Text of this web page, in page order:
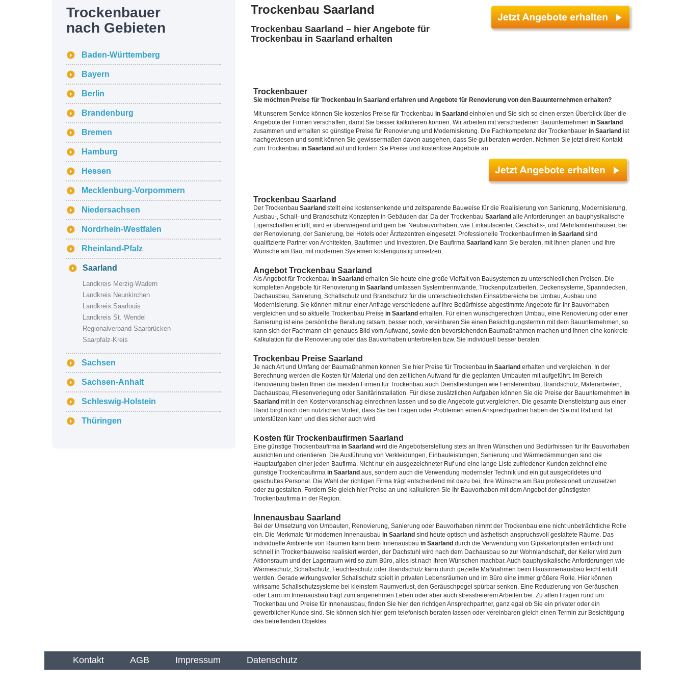
Trockenbauer
nach Gebieten
Baden-Württemberg
Bayern
Berlin
Brandenburg
Bremen
Hamburg
Hessen
Mecklenburg-Vorpommern
Niedersachsen
Nordrhein-Westfalen
Rheinland-Pfalz
Saarland
Landkreis Merzig-Wadern
Landkreis Neunkirchen
Landkreis Saarlouis
Landkreis St. Wendel
Regionalverband Saarbrücken
Saarpfalz-Kreis
Sachsen
Sachsen-Anhalt
Schleswig-Holstein
Thüringen
Trockenbau Saarland
Trockenbau Saarland – hier Angebote für
Trockenbau in Saarland erhalten
Trockenbauer
Sie möchten Preise für Trockenbau in Saarland erfahren und Angebote für Renovierung von den Bauunternehmen erhalten?
Mit unserem Service können Sie kostenlos Preise für Trockenbau in Saarland einholen und Sie sich so einen ersten Überblick über die
Angebote der Firmen verschaffen, damit Sie besser kalkulieren können. Wir arbeiten mit verschiedenen Bauunternehmen in Saarland
zusammen und erhalten so günstige Preise für Renovierung und Modernisierung. Die Fachkompetenz der Trockenbauer in Saarland ist
nachgewiesen und somit können Sie gewissermaßen davon ausgehen, dass Sie gut beraten werden. Nehmen Sie jetzt direkt Kontakt
zum Trockenbau in Saarland auf und fordern Sie Preise und kostenlose Angebote an.
Trockenbau Saarland
Der Trockenbau Saarland stellt eine kostensenkende und zeitsparende Bauweise für die Realisierung von Sanierung, Modernisierung,
Ausbau-, Schall- und Brandschutz Konzepten in Gebäuden dar. Da der Trockenbau Saarland alle Anforderungen an bauphysikalische
Eigenschaften erfüllt, wird er überwiegend und gern bei Neubauvorhaben, wie Einkaufscenter, Geschäfts-, und Mehrfamilienhäuser, bei
der Renovierung, der Sanierung, bei Hotels oder Ärztezentren eingesetzt. Professionelle Trockenbaufirmen in Saarland sind
qualifizierte Partner von Architekten, Baufirmen und Investoren. Die Baufirma Saarland kann Sie beraten, mit Ihnen planen und Ihre
Wünsche am Bau, mit modernen Systemen kostengünstig umsetzen.
Angebot Trockenbau Saarland
Als Angebot für Trockenbau in Saarland erhalten Sie heute eine große Vielfalt von Bausystemen zu unterschiedlichen Preisen. Die
kompletten Angebote für Renovierung in Saarland umfassen Systemtrennwände, Trockenputzarbeiten, Deckensysteme, Spanndecken,
Dachausbau, Sanierung, Schallschutz und Brandschutz für die unterschiedlichsten Einsatzbereiche bei Umbau, Ausbau und
Modernisierung. Sie können mit nur einer Anfrage verschiedene auf Ihre Bedürfnisse abgestimmte Angebote für Ihr Bauvorhaben
vergleichen und so aktuelle Trockenbau Preise in Saarland erhalten. Für einen wunschgerechten Umbau, eine Renovierung oder einer
Sanierung ist eine persönliche Beratung ratsam, besser noch, vereinbaren Sie einen Besichtigungstermin mit dem Bauunternehmen, so
kann sich der Fachmann ein genaues Bild vom Aufwand, sowie den bevorstehenden Baumaßnahmen machen und Ihnen eine konkrete
Kalkulation für die Renovierung oder das Bauvorhaben unterbreiten bzw. Sie individuell besser beraten.
Trockenbau Preise Saarland
Je nach Art und Umfang der Baumaßnahmen können Sie hier Preise für Trockenbau in Saarland erhalten und vergleichen. In der
Berechnung werden die Kosten für Material und den zeitlichen Aufwand für die geplanten Umbauten mit aufgeführt. Im Bereich
Renovierung bieten Ihnen die meisten Firmen für Trockenbau auch Dienstleistungen wie Fenstereinbau, Brandschutz, Malerarbeiten,
Dachausbau, Fliesenverlegung oder Sanitärinstallation. Für diese zusätzlichen Aufgaben können Sie die Preise der Bauunternehmen in
Saarland mit in den Kostenvoranschlag einrechnen lassen und so die Angebote gut vergleichen. Die gesamte Dienstleistung aus einer
Hand birgt noch den nützlichen Vorteil, dass Sie bei Fragen oder Problemen einen Ansprechpartner haben der Sie mit Rat und Tat
unterstützen kann und dies sicher auch wird.
Kosten für Trockenbaufirmen Saarland
Eine günstige Trockenbaufirma in Saarland wird die Angebotserstellung stets an Ihren Wünschen und Bedürfnissen für Ihr Bauvorhaben
ausrichten und orientieren. Die Ausführung von Verkleidungen, Einbauleistungen, Sanierung und Wärmedämmungen sind die
Hauptaufgaben einer jeden Baufirma. Nicht nur ein ausgezeichneter Ruf und eine lange Liste zufriedener Kunden zeichnet eine
günstige Trockenbaufirma in Saarland aus, sondern auch die Verwendung modernster Technik und ein gut ausgebildetes und
geschultes Personal. Die Wahl der richtigen Firma trägt entscheidend mit dazu bei, Ihre Wünsche am Bau professionell umzusetzen
oder zu gestalten. Fordern Sie gleich hier Preise an und kalkulieren Sie Ihr Bauvorhaben mit dem Angebot der günstigsten
Trockenbaufirma in der Region.
Innenausbau Saarland
Bei der Umsetzung von Umbauten, Renovierung, Sanierung oder Bauvorhaben nimmt der Trockenbau eine nicht unbeträchtliche Rolle
ein. Die Merkmale für modernen Innenausbau in Saarland sind heute optisch und ästhetisch anspruchsvoll gestaltete Räume. Das
individuelle Ambiente von Räumen kann beim Innenausbau in Saarland durch die Verwendung von Gipskartonplatten einfach und
schnell in Trockenbauweise realisiert werden, der Dachstuhl wird nach dem Dachausbau so zur Wohnlandschaft, der Keller wird zum
Aktionsraum und der Lagerraum wird so zum Büro, alles ist nach Ihren Wünschen machbar. Auch bauphysikalische Anforderungen wie
Wärmeschutz, Schallschutz, Feuchteschutz oder Brandschutz kann durch gezielte Maßnahmen beim Hausinnenausbau leicht erfüllt
werden. Gerade wirkungsvoller Schallschutz spielt in privaten Lebensräumen und im Büro eine immer größere Rolle. Hier können
wirksame Schallschutzsysteme bei kleinstem Raumverlust, den Geräuschpegel spürbar senken. Eine Reduzierung von Geräuschen
oder Lärm im Innenausbau trägt zum angenehmen Leben oder aber auch stressfreierem Arbeiten bei. Zu allen Fragen rund um
Trockenbau und Preise für Innenausbau, finden Sie hier den richtigen Ansprechpartner, ganz egal ob Sie ein privater oder ein
gewerblicher Kunde sind. Sie können sich hier gern telefonisch beraten lassen oder vereinbaren gleich einen Termin zur Besichtigung
des betreffenden Objektes.
Kontakt AGB Impressum Datenschutz